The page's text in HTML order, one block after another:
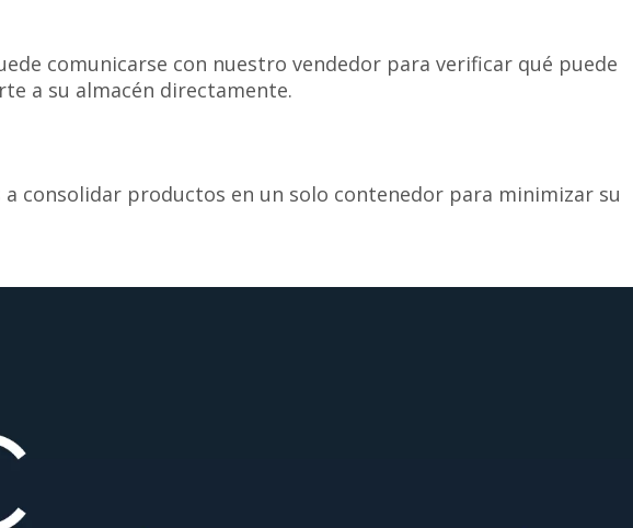
comunicarse con nuestro vendedor para verificar qué puede
a su almacén directamente.
consolidar productos en un solo contenedor para minimizar su